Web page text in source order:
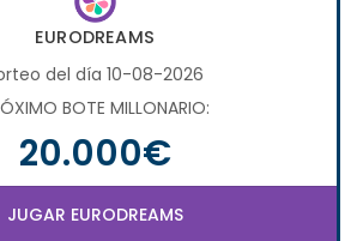
EURODREAMS
del día 10-08-2026
BOTE MILLONARIO:
20.000€
JUGAR EURODREAMS